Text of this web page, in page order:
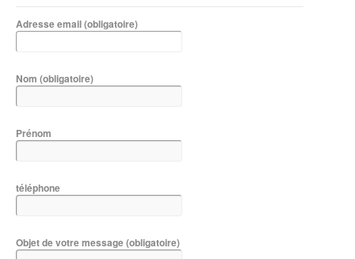
Adresse email(obligatoire)
Nom (obligatoire)
Prénom
téléphone
Objet de votre message(obligatoire)